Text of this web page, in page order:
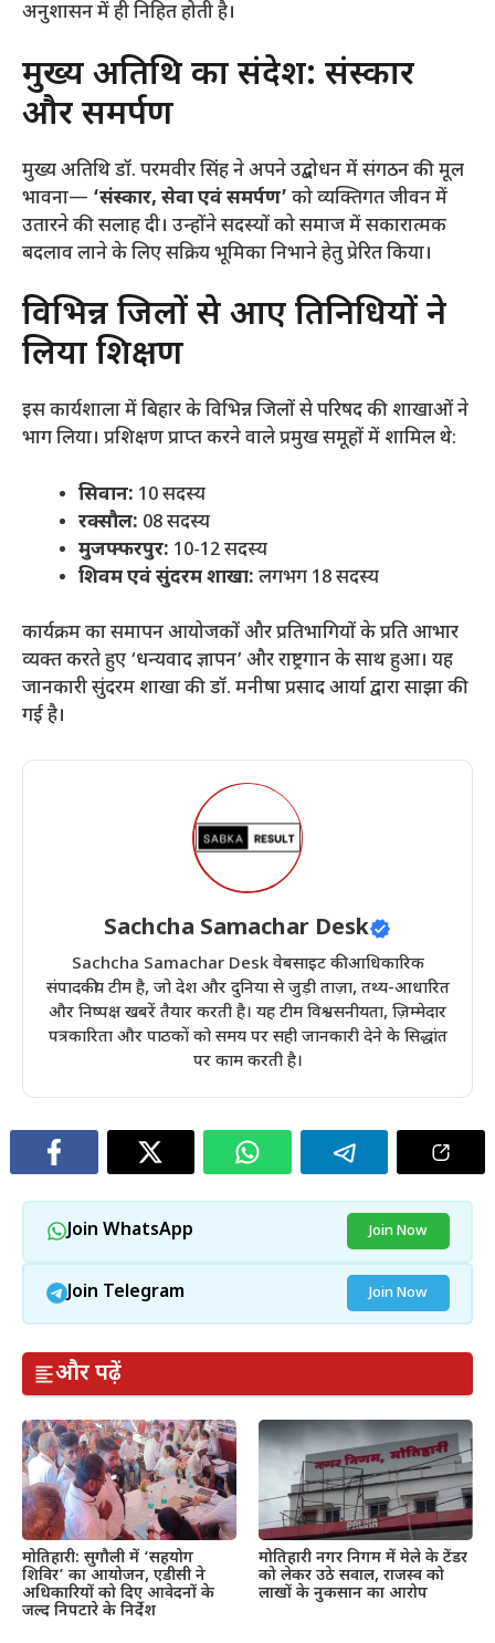
अनुशासन में ही निहित होती है।
​मुख्य अतिथि का संदेश: संस्कार
और समर्पण
​मुख्य अतिथि डॉ. परमवीर सिंह ने अपने उद्बोधन में संगठन की मूल
भावना— ‘संस्कार, सेवा एवं समर्पण’ को व्यक्तिगत जीवन में
उतारने की सलाह दी। उन्होंने सदस्यों को समाज में सकारात्मक
बदलाव लाने के लिए सक्रिय भूमिका निभाने हेतु प्रेरित किया।
​विभिन्न जिलों से आए प्रतिनिधियों ने
लिया प्रशिक्षण
​इस कार्यशाला में बिहार के विभिन्न जिलों से परिषद की शाखाओं ने
भाग लिया। प्रशिक्षण प्राप्त करने वाले प्रमुख समूहों में शामिल थे:
सिवान: 10 सदस्य
रक्सौल: 08 सदस्य
मुजफ्फरपुर: 10-12 सदस्य
शिवम एवं सुंदरम शाखा: लगभग 18 सदस्य
​कार्यक्रम का समापन आयोजकों और प्रतिभागियों के प्रति आभार
व्यक्त करते हुए ‘धन्यवाद ज्ञापन’ और राष्ट्रगान के साथ हुआ। यह
जानकारी सुंदरम शाखा की डॉ. मनीषा प्रसाद आर्या द्वारा साझा की
गई है।
Sachcha Samachar Desk
Sachcha Samachar Desk वेबसाइट की आधिकारिक
संपादकीय टीम है, जो देश और दुनिया से जुड़ी ताज़ा, तथ्य-आधारित
और निष्पक्ष खबरें तैयार करती है। यह टीम विश्वसनीयता, ज़िम्मेदार
पत्रकारिता और पाठकों को समय पर सही जानकारी देने के सिद्धांत
पर काम करती है।
Join WhatsApp Join Now
Join Telegram Join Now
और पढ़ें
मोतिहारी: सुगौली में ‘सहयोग
शिविर’ का आयोजन, एडीसी ने
अधिकारियों को दिए आवेदनों के
जल्द निपटारे के निर्देश
मोतिहारी नगर निगम में मेले के टेंडर
को लेकर उठे सवाल, राजस्व को
लाखों के नुकसान का आरोप